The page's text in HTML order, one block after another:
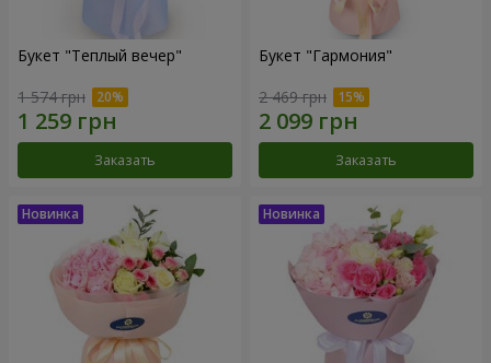
Букет "Теплый вечер"
1 574 грн
Заказать
Букет "Гармония"
2 469 грн
Заказать